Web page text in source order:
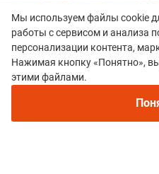
Рекомендуем
Непромокаемые
трейлраннинга
Мы используем файлы cookie
работы с сервисом и анализа
персонализации контента,
Нажимая кнопку «Понятно», вы
этими файлами.